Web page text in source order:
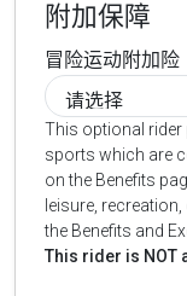
附加保障
冒险运动附加险
This optional rider
sports which are
on the Benefits
leisure,
the Benefits and
This rider is NOT